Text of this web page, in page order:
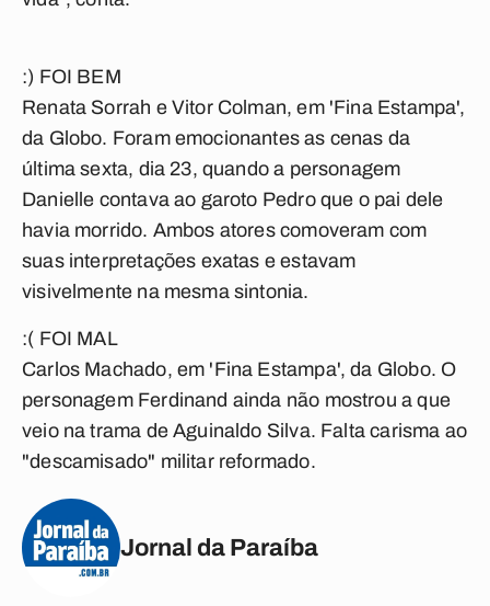
:) FOI BEM
Renata Sorrah e Vitor Colman, em 'Fina Estampa',
da Globo. Foram emocionantes as cenas da
última sexta, dia 23, quando a personagem
Danielle contava ao garoto Pedro que o pai dele
havia morrido. Ambos atores comoveram com
suas interpretações exatas e estavam
visivelmente na mesma sintonia.
:( FOI MAL
Carlos Machado, em 'Fina Estampa', da Globo. O
personagem Ferdinand ainda não mostrou a que
veio na trama de Aguinaldo Silva. Falta carisma ao
"descamisado" militar reformado.
Jornal da Paraíba